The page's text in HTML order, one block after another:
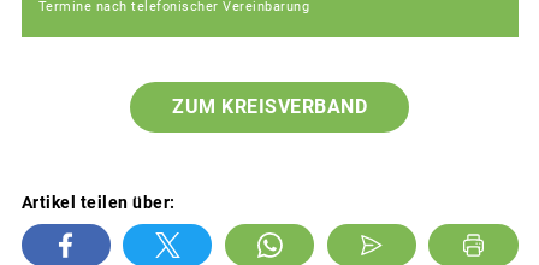
Termine nach telefonischer Vereinbarung
ZUM KREISVERBAND
Artikel teilen über: